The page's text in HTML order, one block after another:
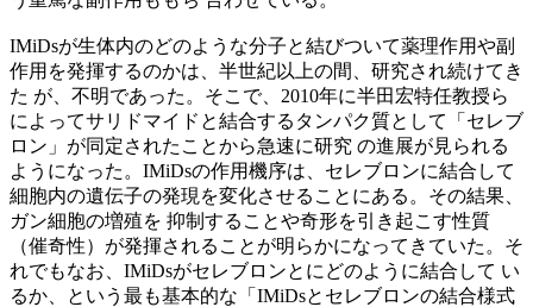
IMiDsが生体内のどのような分子と結びついて薬理作用や副
作用を発揮するのかは、半世紀以上の間、研究され続けてき
た が、不明であった。そこで、2010年に半田宏特任教授ら
によってサリドマイドと結合するタンパク質として「セレブ
ロン」が同定されたことから急速に研究 の進展が見られる
ようになった。IMiDsの作用機序は、セレブロンに結合して
細胞内の遺伝子の発現を変化させることにある。その結果、
ガン細胞の増殖を 抑制することや奇形を引き起こす性質
（催奇性）が発揮されることが明らかになってきていた。そ
れでもなお、IMiDsがセレブロンとにどのように結合して い
るか、という最も基本的な「IMiDsとセレブロンの結合様式